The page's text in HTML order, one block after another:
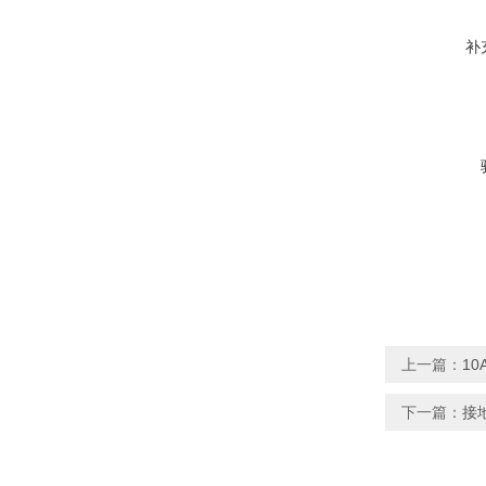
补
上一篇：
下一篇： 接